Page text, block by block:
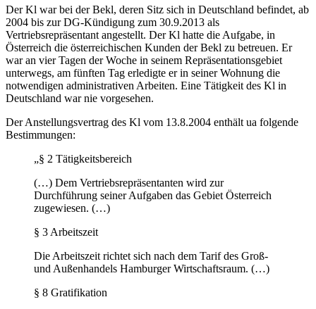
Der Kl war bei der Bekl, deren Sitz sich in Deutschland befindet, ab
2004 bis zur DG-Kündigung zum 30.9.2013 als
Vertriebsrepräsentant angestellt. Der Kl hatte die Aufgabe, in
Österreich die österreichischen Kunden der Bekl zu betreuen. Er
war an vier Tagen der Woche in seinem Repräsentationsgebiet
unterwegs, am fünften Tag erledigte er in seiner Wohnung die
notwendigen administrativen Arbeiten. Eine Tätigkeit des Kl in
Deutschland war nie vorgesehen.
Der Anstellungsvertrag des Kl vom 13.8.2004 enthält ua folgende
Bestimmungen:
„§ 2 Tätigkeitsbereich
(…) Dem Vertriebsrepräsentanten wird zur
Durchführung seiner Aufgaben das Gebiet Österreich
zugewiesen. (…)
§ 3 Arbeitszeit
Die Arbeitszeit richtet sich nach dem Tarif des Groß-
und Außenhandels Hamburger Wirtschaftsraum. (…)
§ 8 Gratifikation